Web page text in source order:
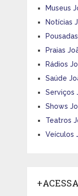
Museus
Notícias
Praias
Rádios
Saúde
Serviços
Shows
Teatros
Veículos